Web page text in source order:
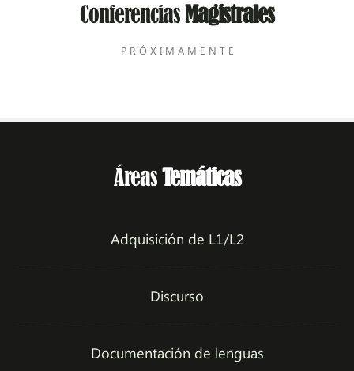
ConferenciasMagistrales
P R Ó X I M A M E N T E
ÁreasTemáticas
Adquisición de L1/L2
Discurso
Documentación de lenguas